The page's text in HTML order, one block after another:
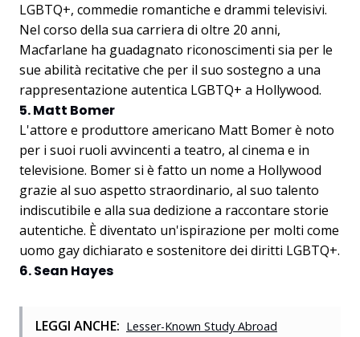
LGBTQ+, commedie romantiche e drammi televisivi.
Nel corso della sua carriera di oltre 20 anni,
Macfarlane ha guadagnato riconoscimenti sia per le
sue abilità recitative che per il suo sostegno a una
rappresentazione autentica LGBTQ+ a Hollywood.
5. Matt Bomer
L'attore e produttore americano Matt Bomer è noto
per i suoi ruoli avvincenti a teatro, al cinema e in
televisione. Bomer si è fatto un nome a Hollywood
grazie al suo aspetto straordinario, al suo talento
indiscutibile e alla sua dedizione a raccontare storie
autentiche. È diventato un'ispirazione per molti come
uomo gay dichiarato e sostenitore dei diritti LGBTQ+.
6. Sean Hayes
LEGGI ANCHE: Lesser-Known Study Abroad